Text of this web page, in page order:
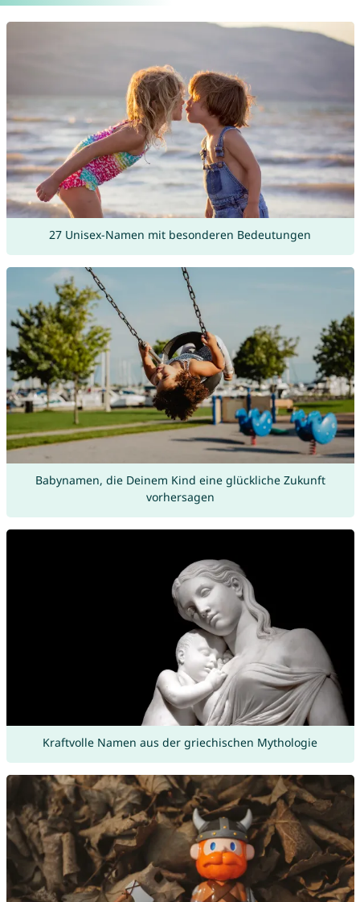
27 Unisex-Namen mit besonderen Bedeutungen
Babynamen, die Deinem Kind eine glückliche Zukunft
vorhersagen
Kraftvolle Namen aus der griechischen Mythologie